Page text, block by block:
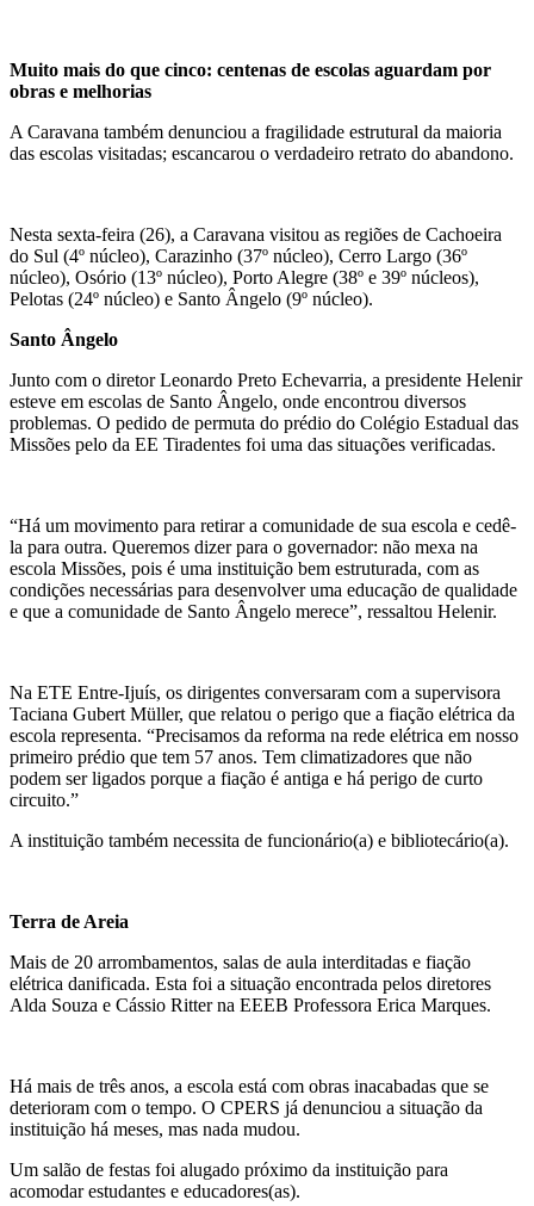
Muito mais do que cinco: centenas de escolas aguardam por
obras e melhorias
A Caravana também denunciou a fragilidade estrutural da maioria
das escolas visitadas; escancarou o verdadeiro retrato do abandono.
Nesta sexta-feira (26), a Caravana visitou as regiões de Cachoeira
do Sul (4º núcleo), Carazinho (37º núcleo), Cerro Largo (36º
núcleo), Osório (13º núcleo), Porto Alegre (38º e 39º núcleos),
Pelotas (24º núcleo) e Santo Ângelo (9º núcleo).
Santo Ângelo
Junto com o diretor Leonardo Preto Echevarria, a presidente Helenir
esteve em escolas de Santo Ângelo, onde encontrou diversos
problemas. O pedido de permuta do prédio do Colégio Estadual das
Missões pelo da EE Tiradentes foi uma das situações verificadas.
“Há um movimento para retirar a comunidade de sua escola e cedê-
la para outra. Queremos dizer para o governador: não mexa na
escola Missões, pois é uma instituição bem estruturada, com as
condições necessárias para desenvolver uma educação de qualidade
e que a comunidade de Santo Ângelo merece”, ressaltou Helenir.
Na ETE Entre-Ijuís, os dirigentes conversaram com a supervisora
Taciana Gubert Müller, que relatou o perigo que a fiação elétrica da
escola representa. “Precisamos da reforma na rede elétrica em nosso
primeiro prédio que tem 57 anos. Tem climatizadores que não
podem ser ligados porque a fiação é antiga e há perigo de curto
circuito.”
A instituição também necessita de funcionário(a) e bibliotecário(a).
Terra de Areia
Mais de 20 arrombamentos, salas de aula interditadas e fiação
elétrica danificada. Esta foi a situação encontrada pelos diretores
Alda Souza e Cássio Ritter na EEEB Professora Erica Marques.
Há mais de três anos, a escola está com obras inacabadas que se
deterioram com o tempo. O CPERS já denunciou a situação da
instituição há meses, mas nada mudou.
Um salão de festas foi alugado próximo da instituição para
acomodar estudantes e educadores(as).